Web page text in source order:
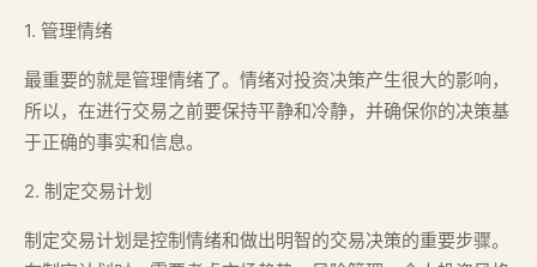
1. 管理情绪
最重要的就是管理情绪了。情绪对投资决策产生很大的影响，
所以，在进行交易之前要保持平静和冷静，并确保你的决策基
于正确的事实和信息。
2. 制定交易计划
制定交易计划是控制情绪和做出明智的交易决策的重要步骤。